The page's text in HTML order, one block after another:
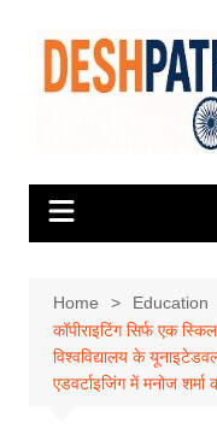
content
Home
Education
कॉपीराइटिंग सिर्फ एक
विश्वविद्यालय के
एडवर्टाइजिंग में मनोज शर्मा